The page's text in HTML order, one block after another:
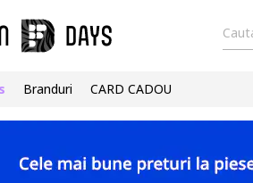
Branduri CARD CADOU